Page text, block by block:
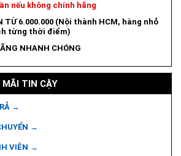
nếu không chính hãng
TỪ 6.000.000 (Nội thành HCM, hàng nhỏ
từng thời điểm)
NHANH CHÓNG
MÃI TIN CẬY
→
→
VIÊN →